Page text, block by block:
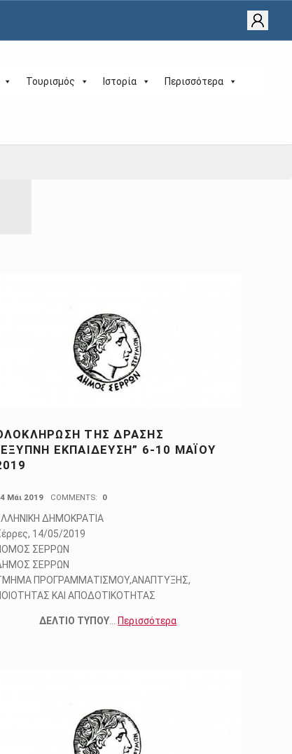
Τουρισμός Ιστορία Περισσότερα
ΤΗΣ ΔΡΑΣΗΣ
ΕΚΠΑΙΔΕΥΣΗ” 6-10 ΜΑΪ́ΟΥ
Μάι 2019 COMMENTS: 0
ΔΗΜΟΚΡΑΤΙΑ
14/05/2019
ΣΕΡΡΩΝ
ΣΕΡΡΩΝ
ΠΡΟΓΡΑΜΜΑΤΙΣΜΟΥ,ΑΝΑΠΤΥΞΗΣ,
ΚΑΙ ΑΠΟΔΟΤΙΚΟΤΗΤΑΣ
ΔΕΛΤΙΟ ΤΥΠΟΥ… Περισσότερα